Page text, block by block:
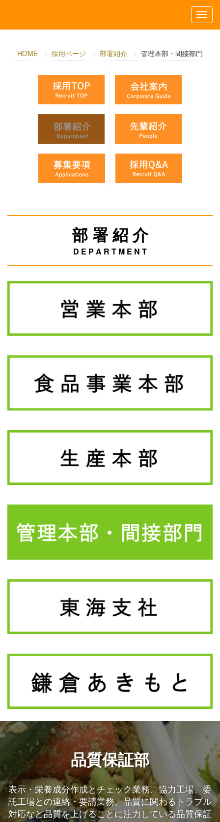
HOME 採用ページ 部署紹介 管理本部・間接部門
部 署 紹 介
D E P A R T M E N T
品質保証部
表示・栄養成分作成とチェック業務、協力工場、委
託工場との連絡・要請業務、品質に関わるトラブル
対応など品質を上げることに注力している品質保証